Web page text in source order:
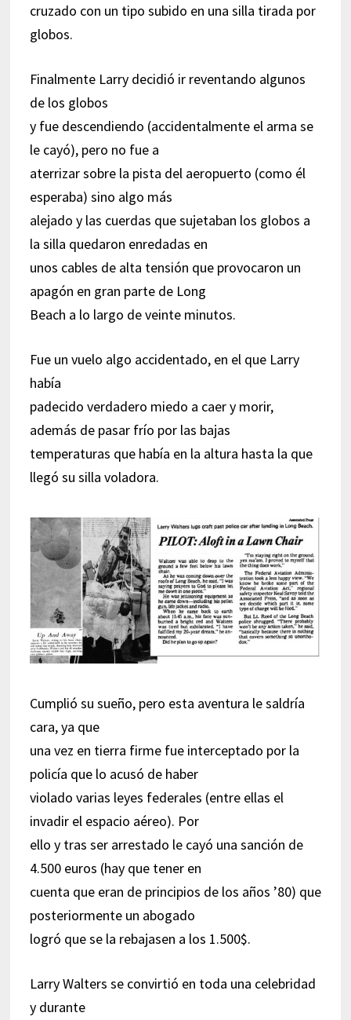
cruzado con un tipo subido en una silla tirada por
globos.
Finalmente Larry decidió ir reventando algunos
de los globos
y fue descendiendo (accidentalmente el arma se
le cayó), pero no fue a
aterrizar sobre la pista del aeropuerto (como él
esperaba) sino algo más
alejado y las cuerdas que sujetaban los globos a
la silla quedaron enredadas en
unos cables de alta tensión que provocaron un
apagón en gran parte de Long
Beach a lo largo de veinte minutos.
Fue un vuelo algo accidentado, en el que Larry
había
padecido verdadero miedo a caer y morir,
además de pasar frío por las bajas
temperaturas que había en la altura hasta la que
llegó su silla voladora.
Cumplió su sueño, pero esta aventura le saldría
cara, ya que
una vez en tierra firme fue interceptado por la
policía que lo acusó de haber
violado varias leyes federales (entre ellas el
invadir el espacio aéreo). Por
ello y tras ser arrestado le cayó una sanción de
4.500 euros (hay que tener en
cuenta que eran de principios de los años ’80) que
posteriormente un abogado
logró que se la rebajasen a los 1.500$.
Larry Walters se convirtió en toda una celebridad
y durante